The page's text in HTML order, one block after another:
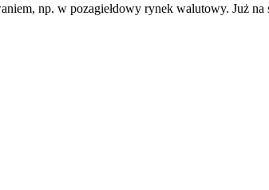
np. w pozagiełdowy rynek walutowy. Już